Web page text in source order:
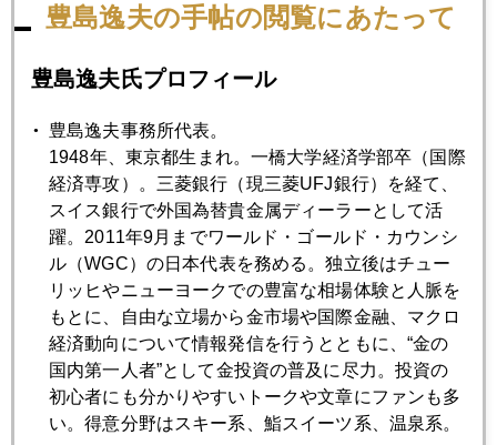
ただ、ひとつ注意しておかねばならないことは、有事の金を
に多いことだ。イラク戦争前に、いよいよ戦争だと煽って実
開戦だからと買いモードに入った直後に売りに廻ったのも彼
等投機家であった。常に先取りして買っておき、素人が参入
するころには、もう折り込み済みと済ました顔で売りに廻る
のがプロの投機集団の常套手段である。だから、有事の金だ
と囃して個人が金を買うことには筆者は反対である。今の世
の中、残念なことだが、将来の有事の火種はいくらでもあ
る。いつ火がついてもおかしくない。そういう環境下では、
平時に徐々に金を買っておくことが一番よろしい。今の世界
情勢を見るに何時平時に戻るか分からないが、平時とまで言
わなくても、マスコミが有事などとあまり騒ぎ立てない常日
頃から、例えば純金積立のような商品でこつこつ買いまして
ゆくのが、実は王道なのだ。その上で、有事の金価格高騰
豊島逸夫の手帖の閲覧にあたって
豊島逸夫氏プロフィール
豊島逸夫事務所代表。
1948年、東京都生まれ。一橋大学経済学部卒（国際
経済専攻）。三菱銀行（現三菱UFJ銀行）を経て、
スイス銀行で外国為替貴金属ディーラーとして活
躍。2011年9月までワールド・ゴールド・カウンシ
ル（WGC）の日本代表を務める。独立後はチュー
リッヒやニューヨークでの豊富な相場体験と人脈を
もとに、自由な立場から金市場や国際金融、マクロ
経済動向について情報発信を行うとともに、“金の
国内第一人者”として金投資の普及に尽力。投資の
初心者にも分かりやすいトークや文章にファンも多
い。得意分野はスキー系、鮨スイーツ系、温泉系。